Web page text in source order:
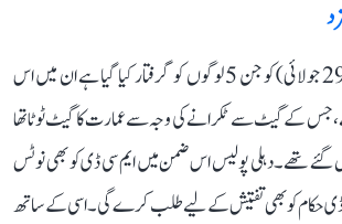
خبروں کے مطابق آج (29 جولائی) کو جن 5 لوگوں کو گرفتار کیا گیا ہے ان میں اس
جس کے گیٹ سے ٹکرانے کی وجہ سے عمارت کا گیٹ ٹوٹا تھا
گئے تھے۔ دہلی پولیس اس ضمن میں ایم سی ڈی کو بھی نوٹس
حکام کو بھی تفتیش کے لیے طلب کرے گی۔ اسی کے ساتھ